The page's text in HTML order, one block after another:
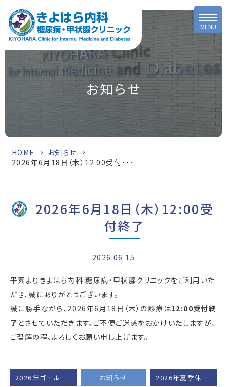
MENU
お知らせ
HOME > お知らせ
>
2026年6月18日（木）12:00受付･･･
2026年6月18日（木）12:00受
付終了
2026.06.15
平素よりきよはら内科 糖尿病・甲状腺クリニックをご利用いた
だき、誠にありがとうございます。
誠に勝手ながら、 2026年6月 18 日（木）の診療は12:00受付終
了 とさせていただきます。ご不便ご迷惑をおかけいたしますが、
ご理解の程、よろしくお願い申し上げます。
2026年ゴールデンウィークはカレンダー通りの診療となります。 お知らせ 2026年夏季休暇のお知らせ